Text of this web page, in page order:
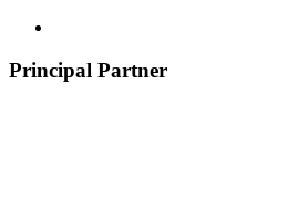
Principal Partner